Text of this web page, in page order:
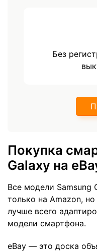
Без
Покупка
Galaxy на
Все модели Samsung
только на Amazon,
лучше всего
модели смартфона.
eBay — это доска